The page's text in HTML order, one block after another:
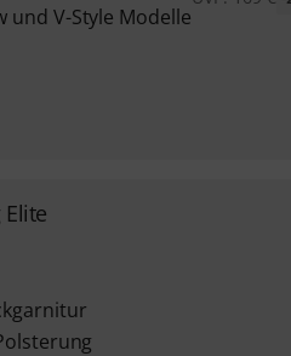
und V-Style Modelle
Elite